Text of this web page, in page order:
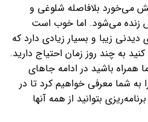
می‌خورد بلافاصله شلوغی و
زنده می‌شود. اما خوب است
زیبا و بسیار زیادی دارد که
به چند روز زمان احتیاج دارید.
همراه باشید در ادامه جاهای
به شما معرفی خواهیم کرد تا در
بتوانید از همه آنها